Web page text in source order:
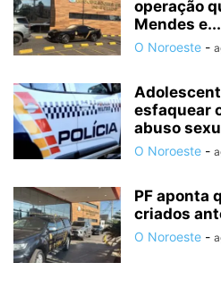
operação
Mendes e...
O Noroeste -
esfaquear
abuso
O Noroeste -
PF aponta
criados
O Noroeste -